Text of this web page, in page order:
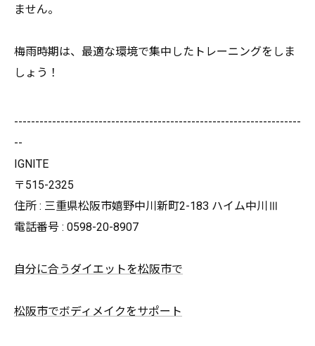
ません。
梅雨時期は、 最適な環境で集中したトレーニングをしま
しょう！
--------------------------------------------------------------------
--
IGNITE
〒515-2325
住所 : 三重県松阪市嬉野中川新町2-183 ハイム中川Ⅲ
電話番号 : 0598-20-8907
自分に合うダイエットを松阪市で
松阪市でボディメイクをサポート